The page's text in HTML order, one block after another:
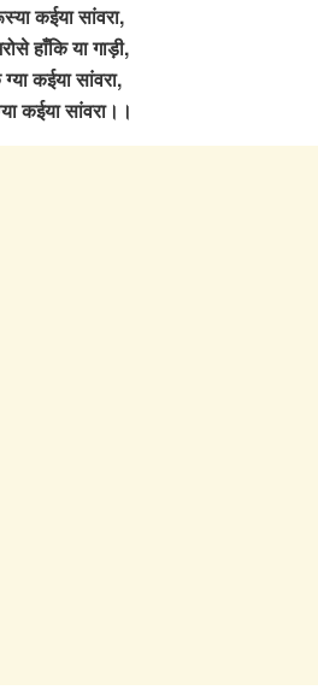
कईया सांवरा,
हाँकि या गाड़ी,
कईया सांवरा,
कईया सांवरा।।